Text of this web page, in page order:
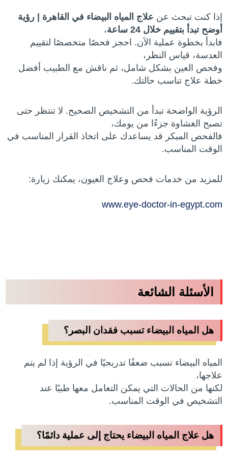
إذا كنت تبحث عن علاج المياه البيضاء في القاهرة | رؤية
أوضح تبدأ بتقييم خلال 24 ساعة
،
فابدأ بخطوة عملية الآن. احجز فحصًا متخصصًا لتقييم
العدسة، قياس النظر،
وفحص العين بشكل شامل، ثم ناقش مع الطبيب أفضل
خطة علاج تناسب حالتك.
الرؤية الواضحة تبدأ من التشخيص الصحيح. لا تنتظر حتى
تصبح الغشاوة جزءًا من يومك،
فالفحص المبكر قد يساعدك على اتخاذ القرار المناسب في
الوقت المناسب.
للمزيد من خدمات فحص وعلاج العيون، يمكنك زيارة:
www.eye-doctor-in-egypt.com
الأسئلة الشائعة
هل المياه البيضاء تسبب فقدان البصر؟
المياه البيضاء تسبب ضعفًا تدريجيًا في الرؤية إذا لم يتم
علاجها،
لكنها من الحالات التي يمكن التعامل معها طبيًا عند
التشخيص في الوقت المناسب.
هل علاج المياه البيضاء يحتاج إلى عملية دائمًا؟